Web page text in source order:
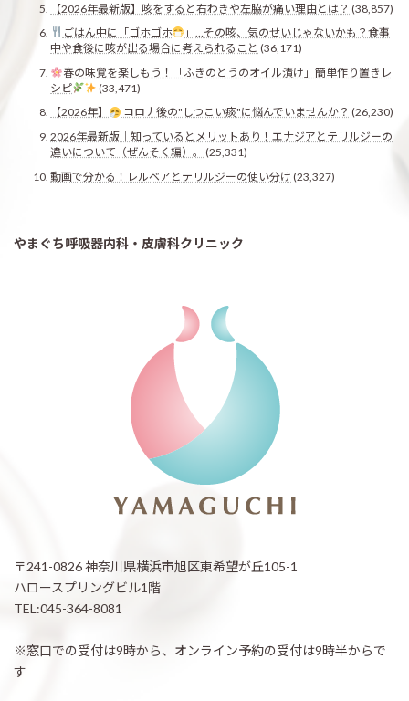
【2026年最新版】咳をすると右わきや左脇が痛い理由とは？ (38,857)
ごはん中に「ゴホゴホ
」…その咳、気のせいじゃないかも？食事
中や食後に咳が出る場合に考えられること (36,171)
春の味覚を楽しもう！「ふきのとうのオイル漬け」簡単作り置きレ
シピ
(33,471)
【2026年】
コロナ後の"しつこい痰"に悩んでいませんか？ (26,230)
2026年最新版｜知っているとメリットあり！エナジアとテリルジーの
違いについて（ぜんそく編）。
(25,331)
動画で分かる！レルベアとテリルジーの使い分け (23,327)
やまぐち呼吸器内科・皮膚科クリニック
〒241-0826 神奈川県横浜市旭区東希望が丘105-1
ハロースプリングビル1階
TEL:045-364-8081
※窓口での受付は9時から、オンライン予約の受付は9時半からで
す